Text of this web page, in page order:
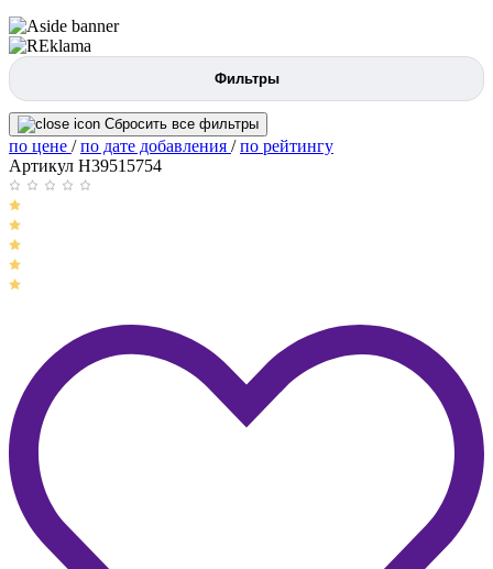
Фильтры
Сбросить все фильтры
по цене /по дате добавления /по рейтингу
Артикул H39515754